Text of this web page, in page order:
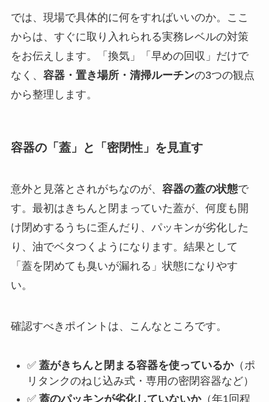
では、現場で具体的に何をすればいいのか。ここ
からは、すぐに取り入れられる実務レベルの対策
をお伝えします。「換気」「早めの回収」だけで
なく、 容器・置き場所・清掃ルーチンの3つの観点
から整理します。
容器の「蓋」と「密閉性」を見直す
意外と見落とされがちなのが、 容器の蓋の状態で
す。最初はきちんと閉まっていた蓋が、何度も開
け閉めするうちに歪んだり、パッキンが劣化した
り、油でベタつくようになります。結果として
「蓋を閉めても臭いが漏れる」状態になりやす
い。
確認すべきポイントは、こんなところです。
✅ 蓋がきちんと閉まる容器を使っているか（ポ
リタンクのねじ込み式・専用の密閉容器など）
✅ 蓋のパッキンが劣化していないか（年1回程